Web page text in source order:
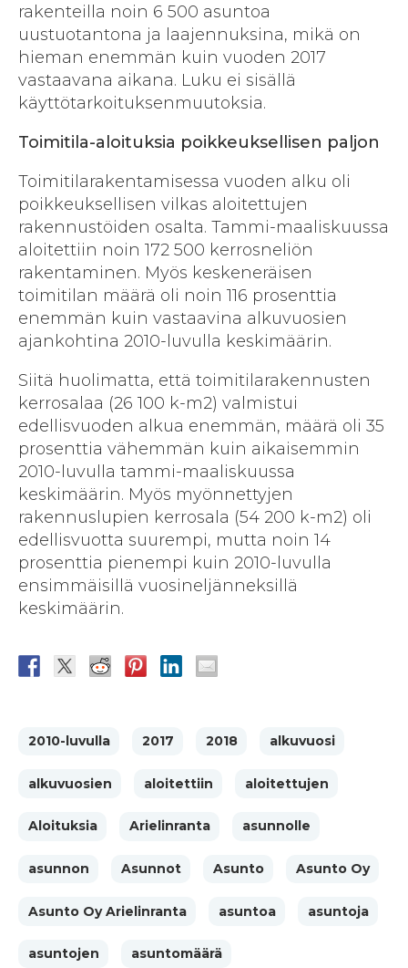
rakenteilla noin 6 500 asuntoa
uustuotantona ja laajennuksina, mikä on
hieman enemmän kuin vuoden 2017
vastaavana aikana. Luku ei sisällä
käyttötarkoituksenmuutoksia.
Toimitila-aloituksia poikkeuksellisen paljon
Toimitilarakentamisessa vuoden alku oli
poikkeuksellisen vilkas aloitettujen
rakennustöiden osalta. Tammi-maaliskuussa
aloitettiin noin 172 500 kerrosneliön
rakentaminen. Myös keskeneräisen
toimitilan määrä oli noin 116 prosenttia
enemmän kuin vastaavina alkuvuosien
ajankohtina 2010-luvulla keskimäärin.
Siitä huolimatta, että toimitilarakennusten
kerrosalaa (26 100 k-m2) valmistui
edellisvuoden alkua enemmän, määrä oli 35
prosenttia vähemmän kuin aikaisemmin
2010-luvulla tammi-maaliskuussa
keskimäärin. Myös myönnettyjen
rakennuslupien kerrosala (54 200 k-m2) oli
edellisvuotta suurempi, mutta noin 14
prosenttia pienempi kuin 2010-luvulla
ensimmäisillä vuosineljänneksillä
keskimäärin.
2010-luvulla 2017 2018 alkuvuosi
alkuvuosien aloitettiin aloitettujen
Aloituksia Arielinranta asunnolle
asunnon Asunnot Asunto Asunto Oy
Asunto Oy Arielinranta asuntoa asuntoja
asuntojen asuntomäärä